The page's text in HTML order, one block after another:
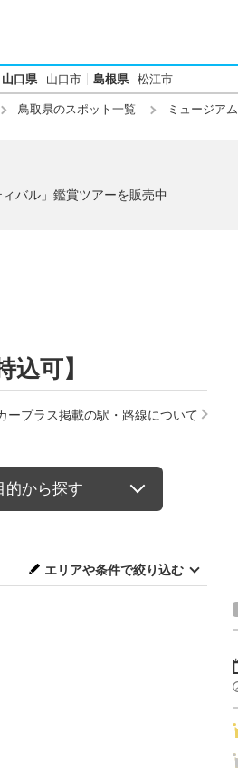
山口県 山口市 島根県 松江市
鳥取県のスポット一覧 ミュージアム
バル」鑑賞ツアーを販売中
可】
ープラス掲載の駅・路線について
的から探す
エリアや条件で絞り込む